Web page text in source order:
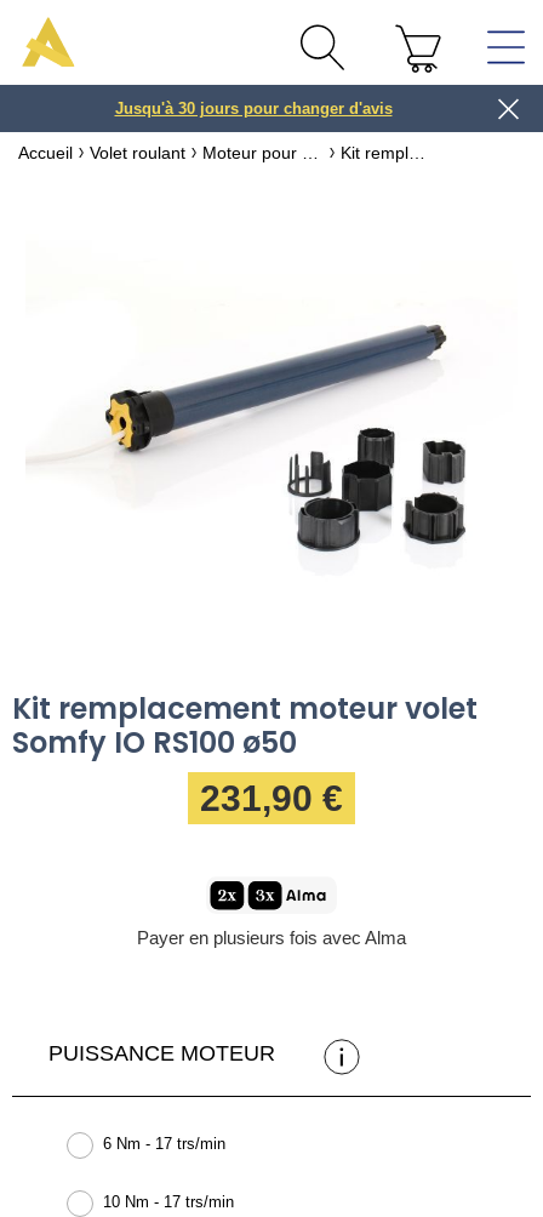
3 ou 4x
Jusqu'à 30 jours pour changer d'avis
Accueil Volet roulant
Kit remplacement moteur volet
Somfy IO RS100 ø50
231,90 €
Payer en plusieurs fois avec Alma
PUISSANCE MOTEUR
6 Nm - 17 trs/min
10 Nm - 17 trs/min